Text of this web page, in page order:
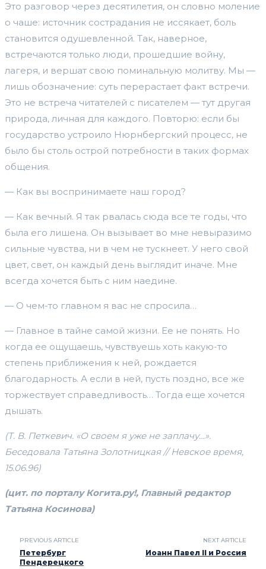
Это разговор через десятилетия, он словно моление
о чаше: источник сострадания не иссякает, боль
становится одушевленной. Так, наверное,
встречаются только люди, прошедшие войну,
лагеря, и вершат свою поминальную молитву. Мы —
лишь обозначение: суть перерастает факт встречи.
Это не встреча читателей с писателем — тут другая
природа, личная для каждого. Повторю: если бы
государство устроило Нюрнбергский процесс, не
было бы столь острой потребности в таких формах
общения.
— Как вы воспринимаете наш город?
— Как вечный. Я так рвалась сюда все те годы, что
была его лишена. Он вызывает во мне невыразимо
сильные чувства, ни в чем не тускнеет. У него свой
цвет, свет, он каждый день выглядит иначе. Мне
всегда хочется быть с ним наедине.
— О чем-то главном я вас не спросила…
— Главное в тайне самой жизни. Ее не понять. Но
когда ее ощущаешь, чувствуешь хоть какую-то
степень приближения к ней, рождается
благодарность. А если в ней, пусть поздно, все же
торжествует справедливость… Тогда еще хочется
дышать.
(Т. В. Петкевич. «О своем я уже не заплачу…».
Беседовала Татьяна Золотницкая // Невское время,
15.06.96)
(цит. по порталу Когита.ру!, Главный редактор
Татьяна Косинова)
PREVIOUS ARTICLE
Петербург
Пендерецкого
NEXT ARTICLE
Иоанн Павел II и Россия